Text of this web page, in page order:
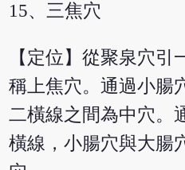
15、三焦穴
【定位】從聚泉穴
稱上焦穴。通過小腸
二橫線之間為中穴。
橫線，小腸穴與大腸